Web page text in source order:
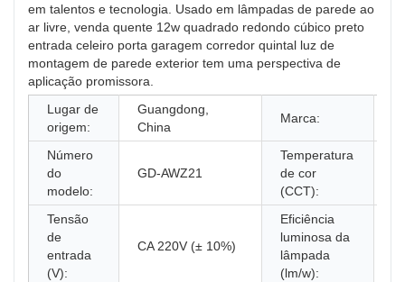
em talentos e tecnologia. Usado em lâmpadas de parede ao
ar livre, venda quente 12w quadrado redondo cúbico preto
entrada celeiro porta garagem corredor quintal luz de
montagem de parede exterior tem uma perspectiva de
aplicação promissora.
Lugar de
origem:
Guangdong,
China
Marca:
Número
do
modelo:
GD-AWZ21
Temperatura
de cor
(CCT):
Tensão
de
entrada
(V):
CA 220V (± 10%)
Eficiência
luminosa da
lâmpada
(lm/w):